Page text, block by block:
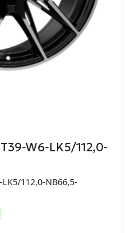
W6-LK5/112,0-
LK5/112,0-NB66,5-